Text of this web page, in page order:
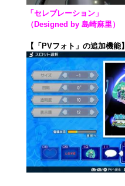
「セレブレーション」
（Designed by 島崎麻里）
【「PVフォト」の追加機能】